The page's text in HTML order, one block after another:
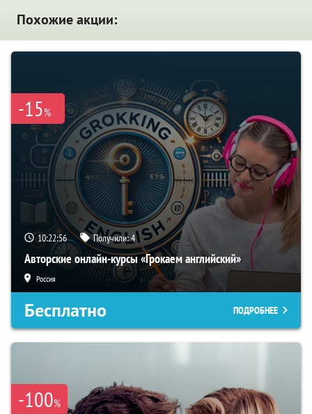
Похожие акции:
-15%
10:22:55 Получили:4
Авторские онлайн-курсы «Грокаем английский»
Россия
Бесплатно ПОДРОБНЕЕ
-100%